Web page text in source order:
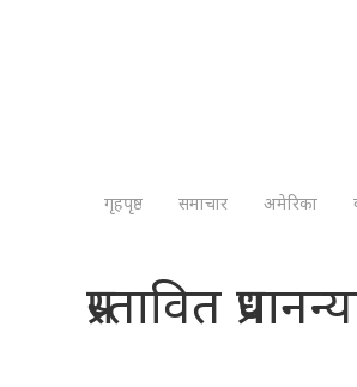
गृहपृष्ठ समाचार अमेरिका
प्रस्तावित